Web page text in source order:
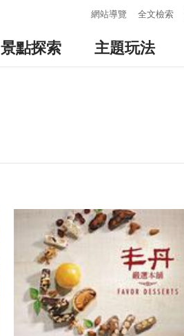
網站導覽 全文檢索
景點探索 主題玩法